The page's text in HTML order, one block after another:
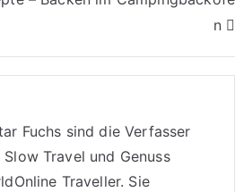
n
Fuchs sind die Verfasser
Travel und Genuss
Traveller. Sie